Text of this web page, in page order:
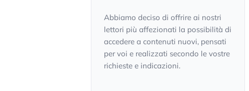
Abbiamo deciso di offrire ai nostri
lettori più affezionati la possibilità di
accedere a contenuti nuovi, pensati
per voi e realizzati secondo le vostre
richieste e indicazioni.